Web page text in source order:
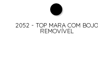
2052 - TOP MARA COM BOJO
REMOVÍVEL